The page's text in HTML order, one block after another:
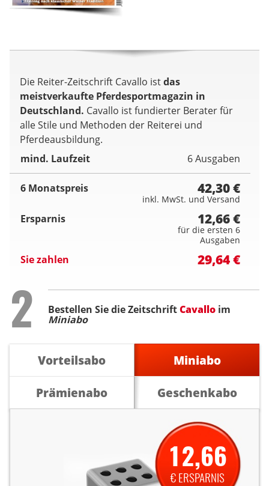
Die Reiter-Zeitschrift Cavallo istdas
meistverkaufte Pferdesportmagazin in
Deutschland. Cavallo ist fundierter Berater für
alle Stile und Methoden der Reiterei und
Pferdeausbildung.
mind. Laufzeit
6 Ausgaben
6 Monatspreis 42,30 €
inkl. MwSt. und Versand
Ersparnis 12,66 €
für die ersten 6
Ausgaben
Sie zahlen 29,64 €
Step
2 Bestellen Sie die ZeitschriftCavallo im
Miniabo
Vorteilsabo
Miniabo
Prämienabo
Geschenkabo
12,66
€ ERSPARNIS